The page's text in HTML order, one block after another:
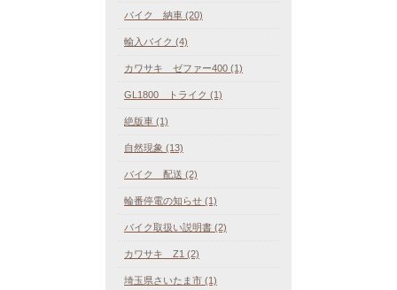
バイク 納車 (20)
輸入バイク (4)
カワサキ ゼファー400 (1)
GL1800 トライク (1)
絶版車 (1)
自然現象 (13)
バイク 配送 (2)
輪番停電の知らせ (1)
バイク取扱い説明書 (2)
カワサキ Z1 (2)
埼玉県さいたま市 (1)